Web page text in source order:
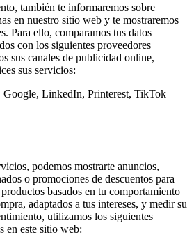
también te informaremos sobre
en nuestro sitio web y te mostraremos
Para ello, comparamos tus datos
con los siguientes proveedores
sus canales de publicidad online,
sus servicios:
LinkedIn, Printerest, TikTok
podemos mostrarte anuncios,
o promociones de descuentos para
basados en tu comportamiento
adaptados a tus intereses, y medir su
utilizamos los siguientes
en este sitio web: